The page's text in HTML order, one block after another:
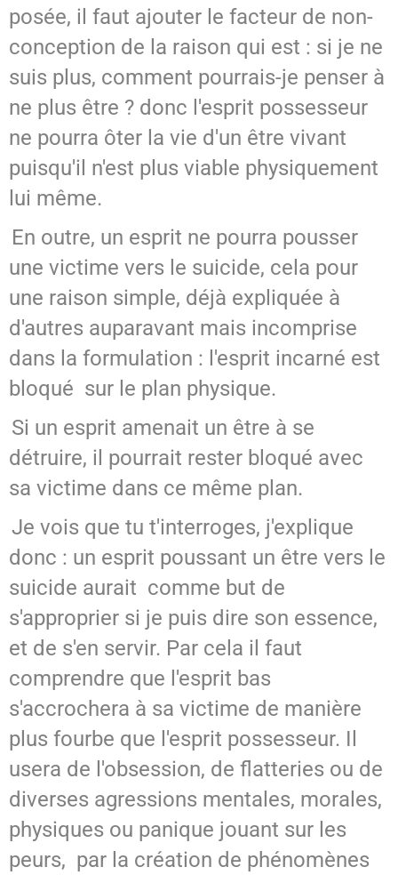
posée, il faut ajouter le facteur de non-
conception de la raison qui est : si je ne
suis plus, comment pourrais-je penser à
ne plus être ? donc l'esprit possesseur
ne pourra ôter la vie d'un être vivant
puisqu'il n'est plus viable physiquement
lui même.
En outre, un esprit ne pourra pousser
une victime vers le suicide, cela pour
une raison simple, déjà expliquée à
d'autres auparavant mais incomprise
dans la formulation : l'esprit incarné est
bloqué sur le plan physique.
Si un esprit amenait un être à se
détruire, il pourrait rester bloqué avec
sa victime dans ce même plan.
Je vois que tu t'interroges, j'explique
donc : un esprit poussant un être vers le
suicide aurait comme but de
s'approprier si je puis dire son essence,
et de s'en servir. Par cela il faut
comprendre que l'esprit bas
s'accrochera à sa victime de manière
plus fourbe que l'esprit possesseur. Il
usera de l'obsession, de flatteries ou de
diverses agressions mentales, morales,
physiques ou panique jouant sur les
peurs, par la création de phénomènes